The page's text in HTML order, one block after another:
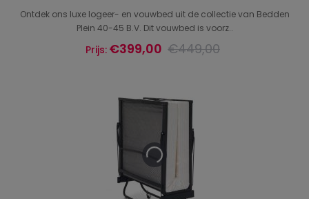
Ontdek ons luxe logeer- en vouwbed uit de collectie van Bedden
Plein 40-45 B.V. Dit vouwbed is voorz..
Prijs: €399,00 €449,00